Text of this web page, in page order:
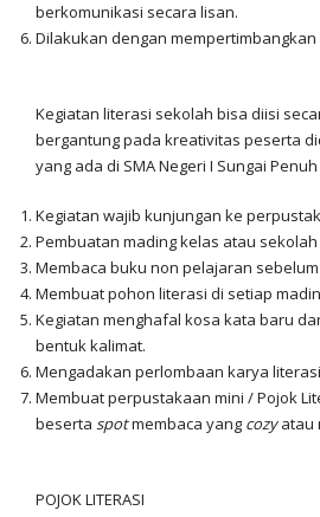
berkomunikasi secara lisan.
Dilakukan dengan
Kegiatan literasi sekolah bisa diisi
bergantung pada kreativitas peserta
yang ada di SMA Negeri I Sungai
Kegiatan wajib kunjungan ke
Pembuatan mading kelas atau
Membaca buku non pelajaran
Membuat pohon literasi di setiap
Kegiatan menghafal kosa kata baru
bentuk kalimat.
Mengadakan perlombaan karya
Membuat perpustakaan mini / Pojok
beserta spotmembaca yang cozyatau
POJOK LITERASI